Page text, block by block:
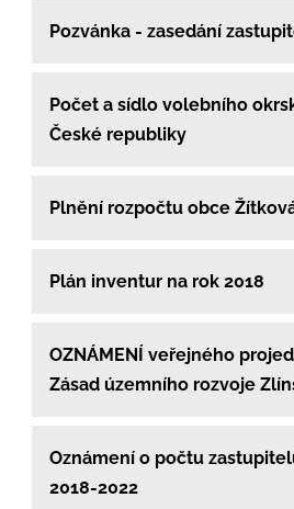
Pozvánka - zasedání
Počet a sídlo volebního
České republiky
Plnění rozpočtu obce
Plán inventur na rok 2018
OZNÁMENÍ veřejného
Zásad územního rozvoje
Oznámení o počtu
2018-2022